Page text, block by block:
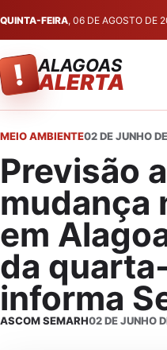
QUINTA-FEIRA, 06 DE AGOSTO DE
! ALAGOAS
ALERTA
MEIO AMBIENTE02 DE JUNHO
Previsão
mudança
em
da
informa
ASCOM SEMARH02 DE JUNHO